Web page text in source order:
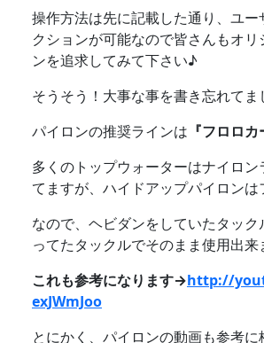
操作方法は先に記載した通り、ユー
クションが可能なので皆さんもオリ
ンを追求してみて下さい♪
そうそう！大事な事を書き忘れてま
パイロンの推奨ラインは 『フロロカ
多くのトップウォーターはナイロン
てますが、ハイドアップパイロンは
なので、ヘビダンをしていたタッ
ってたタックルでそのまま使用出来
これも参考になります→http://
exJWmJoo
とにかく、パイロンの動画も参考に